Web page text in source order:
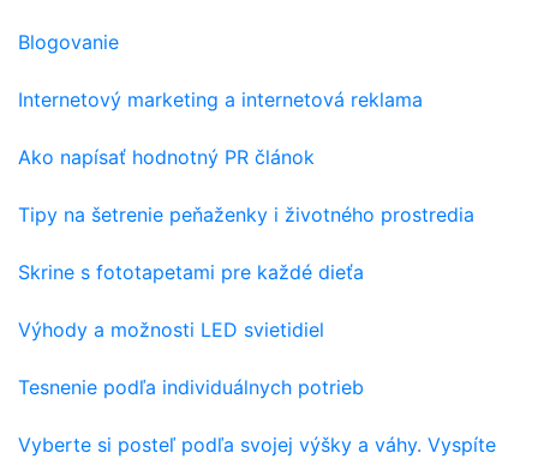
Blogovanie
Internetový marketing a internetová reklama
Ako napísať hodnotný PR článok
Tipy na šetrenie peňaženky i životného prostredia
Skrine s fototapetami pre každé dieťa
Výhody a možnosti LED svietidiel
Tesnenie podľa individuálnych potrieb
Vyberte si posteľ podľa svojej výšky a váhy. Vyspíte